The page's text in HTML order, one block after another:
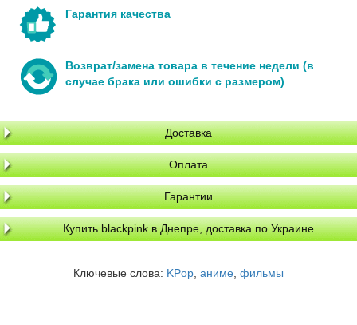
Гарантия качества
Возврат/замена товара в течение недели (в
случае брака или ошибки с размером)
Доставка
Оплата
Гарантии
Купить blackpink в Днепре, доставка по Украине
Ключевые слова: KPop аниме фильмы